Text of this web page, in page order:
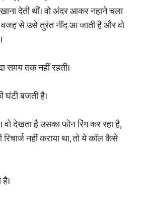
देती थीं। वो अंदर आकर नहाने चला
से उसे तुरंत नींद आ जाती है और वो
समय तक नहीं रहती।
बजती है।
देखता है उसका फोन रिंग कर रहा है,
नहीं कराया था, तो ये कॉल कैसे